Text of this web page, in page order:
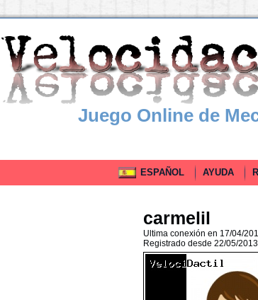
Juego Online de
ESPAÑOL AYUDA
carmelil
Ultima conexión en 17/04/
Registrado desde 22/05/